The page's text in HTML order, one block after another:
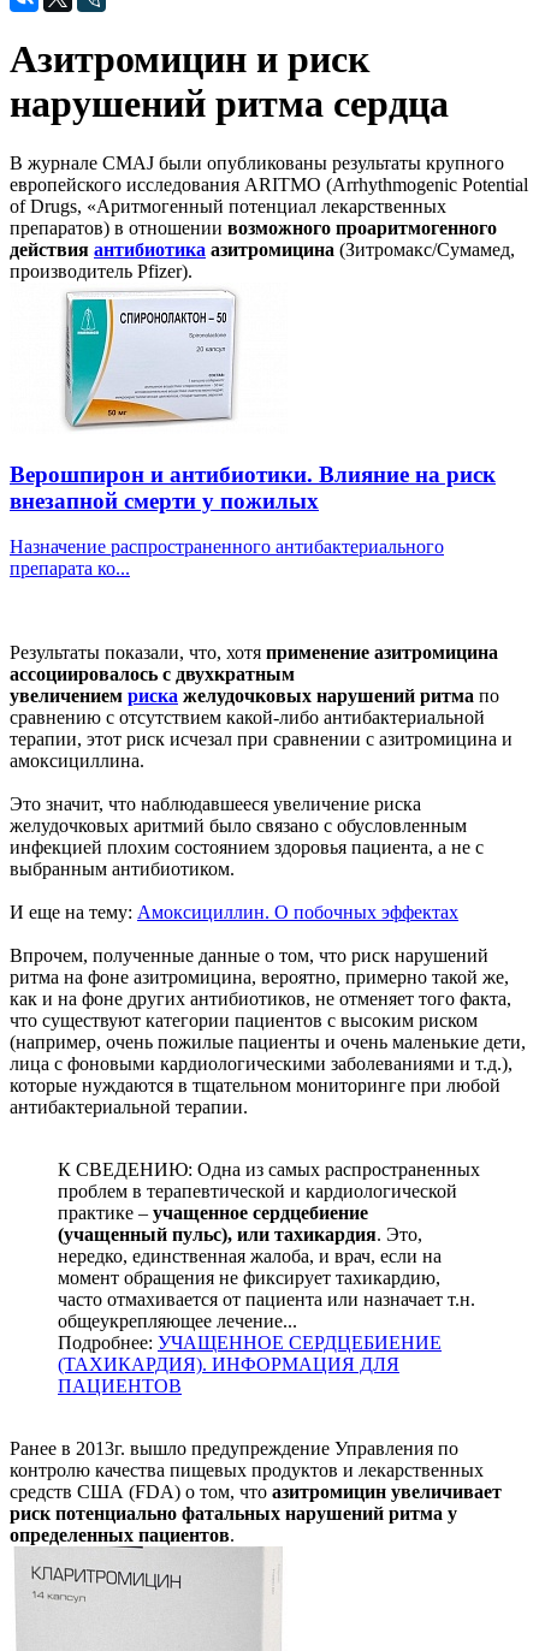
Азитромицин и риск
нарушений ритма сердца
В журнале CMAJ были опубликованы результаты крупного
европейского исследования ARITMO (Arrhythmogenic Potential
of Drugs, «Аритмогенный потенциал лекарственных
препаратов) в отношении возможного проаритмогенного
действия антибиотика азитромицина (Зитромакс/Сумамед,
производитель Pfizer).
Верошпирон и антибиотики. Влияние на риск
внезапной смерти у пожилых
Назначение распространенного антибактериального
препарата ко...
Результаты показали, что, хотя применение азитромицина
ассоциировалось с двухкратным
увеличением риска желудочковых нарушений ритма по
сравнению с отсутствием какой-либо антибактериальной
терапии, этот риск исчезал при сравнении с азитромицина и
амоксициллина.
Это значит, что наблюдавшееся увеличение риска
желудочковых аритмий было связано с обусловленным
инфекцией плохим состоянием здоровья пациента, а не с
выбранным антибиотиком.
И еще на тему: Амоксициллин. О побочных эффектах
Впрочем, полученные данные о том, что риск нарушений
ритма на фоне азитромицина, вероятно, примерно такой же,
как и на фоне других антибиотиков, не отменяет того факта,
что существуют категории пациентов с высоким риском
(например, очень пожилые пациенты и очень маленькие дети,
лица с фоновыми кардиологическими заболеваниями и т.д.),
которые нуждаются в тщательном мониторинге при любой
антибактериальной терапии.
К СВЕДЕНИЮ: Одна из самых распространенных
проблем в терапевтической и кардиологической
практике – учащенное сердцебиение
(учащенный пульс), или тахикардия. Это,
нередко, единственная жалоба, и врач, если на
момент обращения не фиксирует тахикардию,
часто отмахивается от пациента или назначает т.н.
общеукрепляющее лечение...
Подробнее: УЧАЩЕННОЕ СЕРДЦЕБИЕНИЕ
(ТАХИКАРДИЯ). ИНФОРМАЦИЯ ДЛЯ
ПАЦИЕНТОВ
Ранее в 2013г. вышло предупреждение Управления по
контролю качества пищевых продуктов и лекарственных
средств США (FDA) о том, что азитромицин увеличивает
риск потенциально фатальных нарушений ритма у
определенных пациентов.